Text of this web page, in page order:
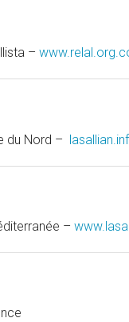
–
du Nord –
–